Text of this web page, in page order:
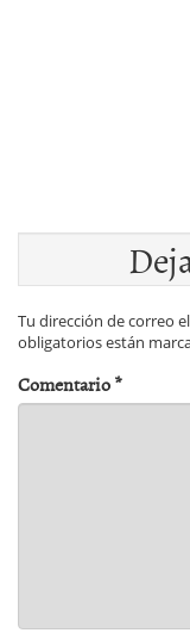
Tu dirección de correo
obligatorios están
Comentario*